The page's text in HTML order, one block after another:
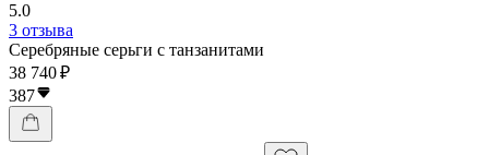
5.0
3 отзыва
Серебряные серьги с танзанитами
38 740 ₽
387